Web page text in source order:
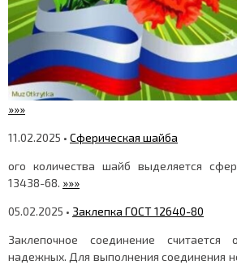
»»»
11.02.2025 • Сферическая шайба
ого количества шайб выделяется
13438-68. »»»
05.02.2025 • Заклепка ГОСТ 12640-80
Заклепочное соединение
надежных. Для выполнения соединения